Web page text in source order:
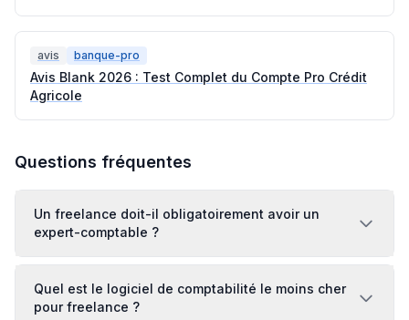
avis banque-pro
Avis Blank 2026 : Test Complet du Compte Pro Crédit
Agricole
Questions fréquentes
Un freelance doit-il obligatoirement avoir un
expert-comptable ?
Quel est le logiciel de comptabilité le moins cher
pour freelance ?